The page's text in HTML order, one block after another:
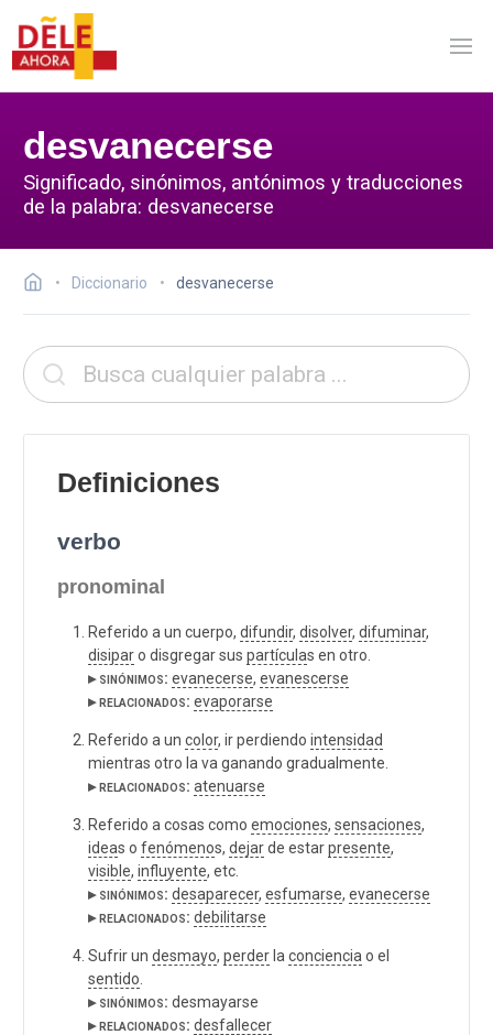
desvanecerse
Significado, sinónimos, antónimos y traducciones
de la palabra: desvanecerse
Diccionario desvanecerse
Definiciones
verbo
pronominal
Referido a un cuerpo, difundir, disolver, difuminar,
disiparo disgregar sus partículas en otro.
▸ sinónimos: evanecerse, evanescerse
▸ relacionados: evaporarse
Referido a un color, ir perdiendo intensidad
mientras otro la va ganando gradualmente.
▸ relacionados: atenuarse
Referido a cosas como emociones, sensaciones,
ideas o fenómenos, dejarde estarpresente,
visible, influyente, etc.
▸ sinónimos: desaparecer, esfumarse, evanecerse
▸ relacionados: debilitarse
Sufrir un desmayo, perder la conciencia o el
sentido
▸ sinónimos: desmayarse
▸ relacionados: desfallecer